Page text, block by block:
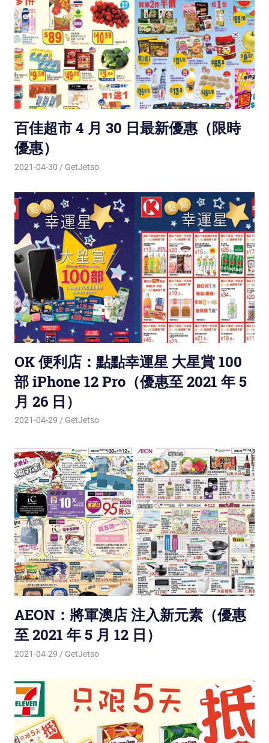
百佳超市 4 月 30 日最新優惠（限時
優惠）
2021-04-30 GetJetso
OK 便利店：點點幸運星 大星賞 100
部 iPhone 12 Pro（優惠至 2021 年 5
月 26 日）
2021-04-29 GetJetso
AEON：將軍澳店 注入新元素（優惠
至 2021 年 5 月 12 日）
2021-04-29 GetJetso